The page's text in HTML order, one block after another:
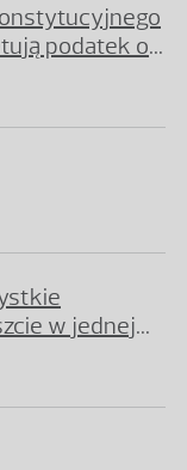
podatek od
w jednej